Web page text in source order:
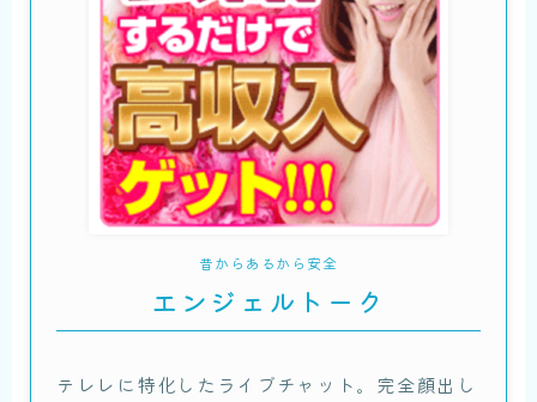
昔からあるから安全
エンジェルトーク
テレレに特化したライブチャット。完全顔出し